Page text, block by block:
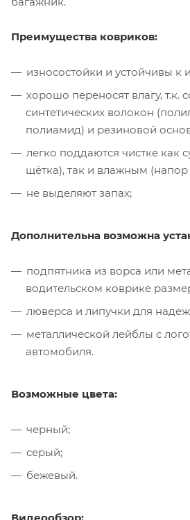
Преимущества ковриков:
износостойки и устойчивы к
хорошо переносят влагу, т.к.
синтетических волокон
полиамид) и резиновой
легко поддаются чистке как
щётка), так и влажным
не выделяют запах;
Дополнительна возможна
подпятника из ворса или
водительском коврике
люверса и липучки для
металлической лейблы с
автомобиля.
Возможные цвета:
черный;
серый;
бежевый.